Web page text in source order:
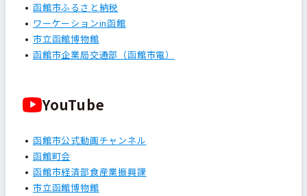
函館市ふるさと納税
ワーケーションin函館
市立函館博物館
函館市企業局交通部（函館市電）
YouTube
函館市公式動画チャンネル
函館町会
函館市経済部食産業振興課
市立函館博物館